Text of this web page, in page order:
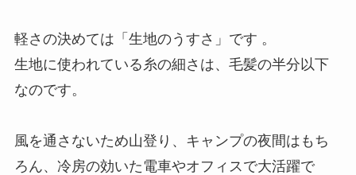
軽さの決めては「生地のうすさ」です 。
生地に使われている糸の細さは、毛髪の半分以下
なのです。
風を通さないため山登り、キャンプの夜間はもち
ろん、冷房の効いた電車やオフィスで大活躍で